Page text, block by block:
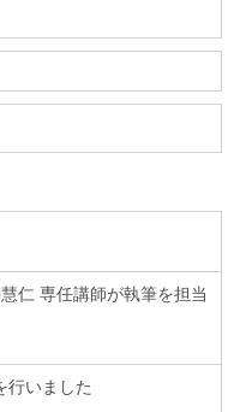
仁 専任講師が執筆を担当
行いました